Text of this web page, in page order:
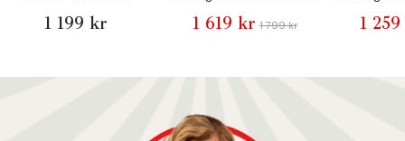
1 199 kr
Pr Home
1 619 kr 1 799 kr
Pr
1